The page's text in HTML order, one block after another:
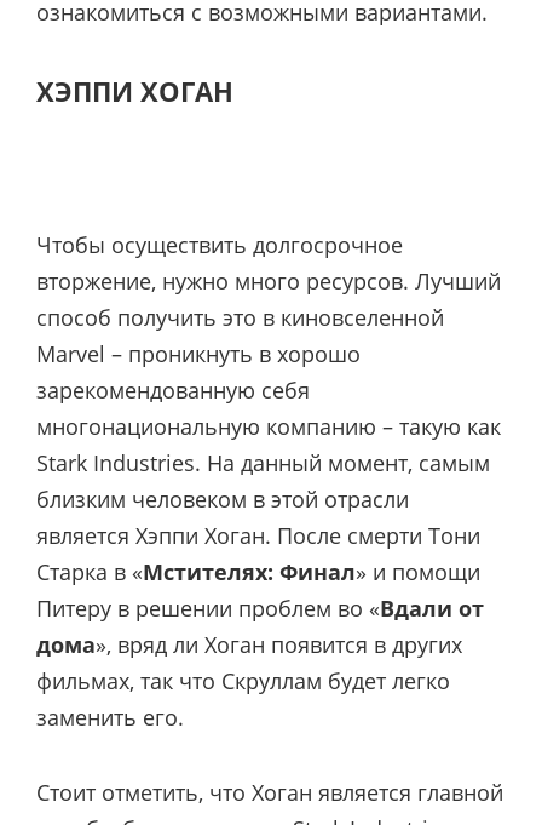
ознакомиться с возможными вариантами.
ХЭППИ ХОГАН
Чтобы осуществить долгосрочное
вторжение, нужно много ресурсов. Лучший
способ получить это в киновселенной
Marvel – проникнуть в хорошо
зарекомендованную себя
многонациональную компанию – такую как
Stark Industries. На данный момент, самым
близким человеком в этой отрасли
является Хэппи Хоган. После смерти Тони
Старка в «Мстителях: Финал» и помощи
Питеру в решении проблем во «Вдали от
дома», вряд ли Хоган появится в других
фильмах, так что Скруллам будет легко
заменить его.
Стоит отметить, что Хоган является главной